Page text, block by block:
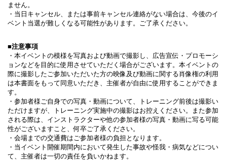
ません。
・当日キャンセル、または事前キャンセル連絡がない場合は、今後のイ
ベント当選が難しくなる可能性があります。ご了承ください。
■注意事項
・本イベントの模様を写真および動画で撮影し、広告宣伝・プロモーシ
ョンなどを目的に使用させていただく場合がございます。本イベントの
際に撮影したご参加いただいた方の映像及び動画に関する肖像権の利用
は本書面をもって同意いただき、主催者が自由に使用することができま
す。
・参加者様ご自身での写真・動画について、トレーニング前後は撮影い
ただけますが、トレーニング実施中の撮影はお控えください。また参加
される際は、インストラクターや他の参加者様の写真・動画に写る可能
性がございますこと、何卒ご了承ください。
・会場までの交通費はご参加者様の負担となります。
・当イベント開催期間内において発生した事故や怪我・病気などについ
て、主催者は一切の責任を負いかねます。